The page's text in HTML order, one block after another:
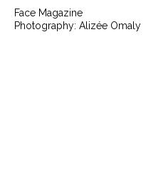
Face Magazine
Photography: Alizée Omaly